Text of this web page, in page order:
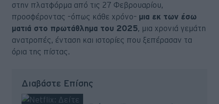
στην πλατφόρμα από τις 27 Φεβρουαρίου,
προσφέροντας –όπως κάθε χρόνο– μια εκ των έσω
ματιά στο πρωτάθλημα του 2025, μια χρονιά γεμάτη
ανατροπές, ένταση και ιστορίες που ξεπέρασαν τα
όρια της πίστας.
Διαβάστε Επίσης